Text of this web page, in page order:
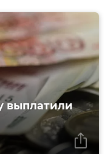
выплатили